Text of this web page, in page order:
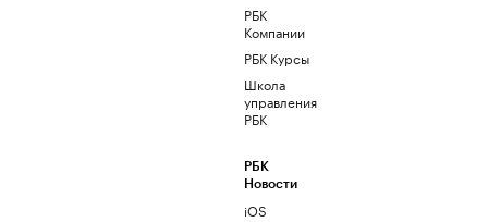
РБК
Компании
РБК Курсы
Школа
управления
РБК
РБК
Новости
iOS